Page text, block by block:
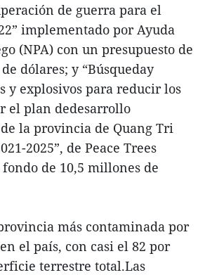
de guerra para el
implementado por Ayuda
(NPA) con un presupuesto de
dólares; y “Búsqueday
y explosivos para reducir los
el plan dedesarrollo
la provincia de Quang Tri
2025”, de Peace Trees
de 10,5 millones de
más contaminada por
el país, con casi el 82 por
terrestre total.Las